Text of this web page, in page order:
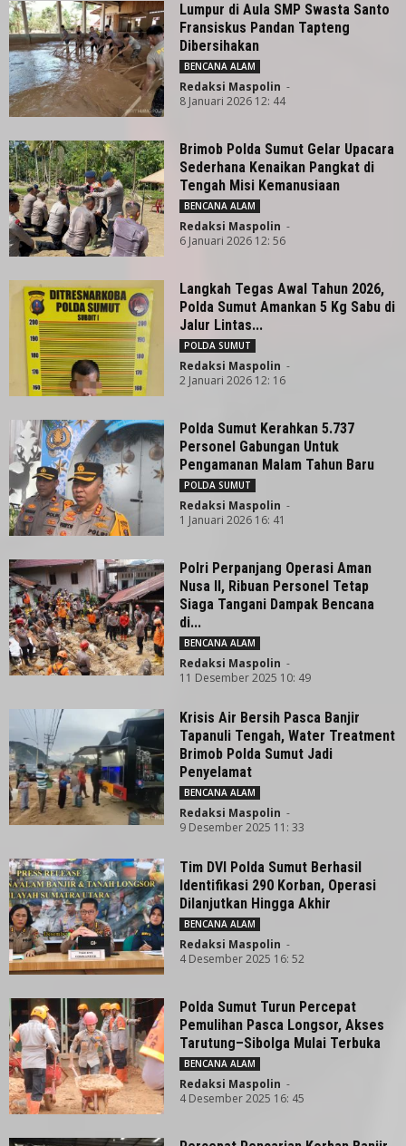
Lumpur di Aula SMP Swasta Santo
Fransiskus Pandan Tapteng
Dibersihakan
BENCANA ALAM
Redaksi Maspolin -
8 Januari 2026 12: 44
Brimob Polda Sumut Gelar Upacara
Sederhana Kenaikan Pangkat di
Tengah Misi Kemanusiaan
BENCANA ALAM
Redaksi Maspolin -
6 Januari 2026 12: 56
Langkah Tegas Awal Tahun 2026,
Polda Sumut Amankan 5 Kg Sabu di
Jalur Lintas...
POLDA SUMUT
Redaksi Maspolin -
2 Januari 2026 12: 16
Polda Sumut Kerahkan 5.737
Personel Gabungan Untuk
Pengamanan Malam Tahun Baru
POLDA SUMUT
Redaksi Maspolin -
1 Januari 2026 16: 41
Polri Perpanjang Operasi Aman
Nusa II, Ribuan Personel Tetap
Siaga Tangani Dampak Bencana
di...
BENCANA ALAM
Redaksi Maspolin -
11 Desember 2025 10: 49
Krisis Air Bersih Pasca Banjir
Tapanuli Tengah, Water Treatment
Brimob Polda Sumut Jadi
Penyelamat
BENCANA ALAM
Redaksi Maspolin -
9 Desember 2025 11: 33
Tim DVI Polda Sumut Berhasil
Identifikasi 290 Korban, Operasi
Dilanjutkan Hingga Akhir
BENCANA ALAM
Redaksi Maspolin -
4 Desember 2025 16: 52
Polda Sumut Turun Percepat
Pemulihan Pasca Longsor, Akses
Tarutung–Sibolga Mulai Terbuka
BENCANA ALAM
Redaksi Maspolin -
4 Desember 2025 16: 45